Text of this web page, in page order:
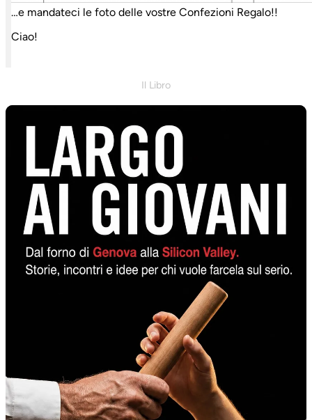
…e mandateci le foto delle vostre Confezioni Regalo!!
Ciao!
Il Libro